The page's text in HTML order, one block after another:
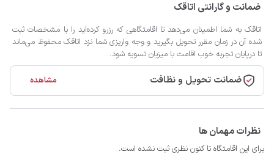
ضمانت و گارانتی اتاقک
اتاقک به شما اطمینان می‌دهد تا اقامتگاهی که رزرو کرده‌اید را با مشخصات ثبت
شده آن در زمان مقرر تحویل بگیرید و وجه واریزی شما نزد اتاقک محفوظ می‌ماند
تا درپایان تجربه خوب اقامت با میزبان تسویه شود.
ضمانت تحویل و نظافت مشاهده
نظرات مهمان ها
برای این اقامتگاه تا کنون نظری ثبت نشده است.